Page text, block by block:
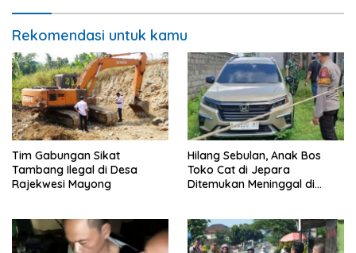
Rekomendasi untuk kamu
Tim Gabungan Sikat
Tambang Ilegal di Desa
Rajekwesi Mayong
Hilang Sebulan, Anak Bos
Toko Cat di Jepara
Ditemukan Meninggal di